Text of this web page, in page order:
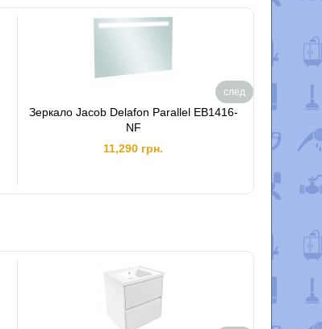
Зеркало Jacob Delafon Parallel EB1416-
NF
11,290 грн.
Тумба
ящика
след